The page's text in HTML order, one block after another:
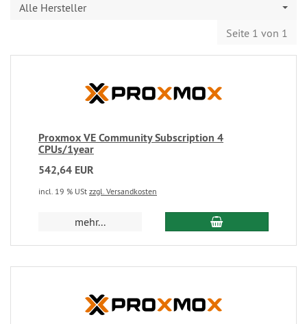
Alle Hersteller
Seite 1 von 1
Proxmox VE Community Subscription 4
CPUs/1year
542,64 EUR
incl. 19 % USt zzgl. Versandkosten
mehr...